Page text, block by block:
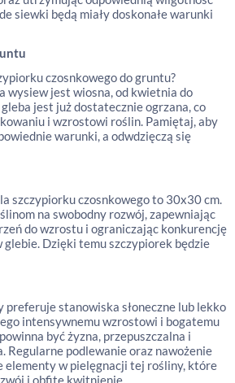
siewki będą miały doskonałe warunki
czosnkowego do gruntu?
wysiew jest wiosna, od kwietnia do
jest już dostatecznie ogrzana, co
i wzrostowi roślin. Pamiętaj, aby
warunki, a odwdzięczą się
szczypiorku czosnkowego to 30x30 cm.
na swobodny rozwój, zapewniając
do wzrostu i ograniczając konkurencję
glebie. Dzięki temu szczypiorek będzie
preferuje stanowiska słoneczne lub lekko
intensywnemu wzrostowi i bogatemu
być żyzna, przepuszczalna i
Regularne podlewanie oraz nawożenie
elementy w pielęgnacji tej rośliny, które
i obfite kwitnienie.